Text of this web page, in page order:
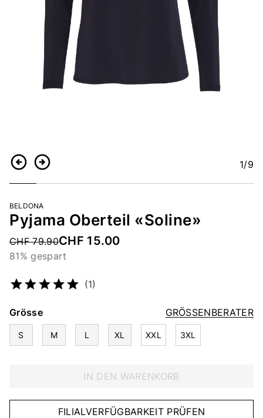
ZurückWeiter 1/9
BELDONA
Pyjama Oberteil «Soline»
Price reduced from
CHF 79.90CHF 15.00
81% gespart
(1)
GRÖSSENBERATER
Grösse
S M L XL XXL 3XL
IN DEN WARENKORB
FILIALVERFÜGBARKEIT PRÜFEN